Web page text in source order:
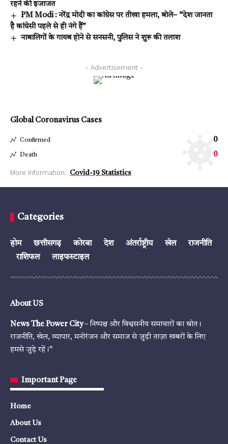
रहने की इजाजत
PM Modi : नरेंद्र मोदी का कांग्रेस पर तीखा हमला, बोले– “देश जानता
है कांग्रेसी पहले से ही नंगे हैं”
नाबालिगों के गायब होने से सनसनी, पुलिस ने शुरू की तलाश
- Advertisement -
Global Coronavirus Cases
Confirmed 0
Death 0
More Information: Covid-19 Statistics
Categories
होम छत्तीसगढ़ कोरबा देश अंतर्राष्ट्रीय खेल
राजनीति
राशिफल
लाइफस्टाइल
About US
News The Power City– निष्पक्ष और विश्वसनीय समाचारों का स्रोत।
राजनीति, खेल, व्यापार, मनोरंजन और समाज से जुड़ी ताज़ा खबरों के लिए
हमसे जुड़े रहें।”
Important Page
Home
About Us
Contact Us